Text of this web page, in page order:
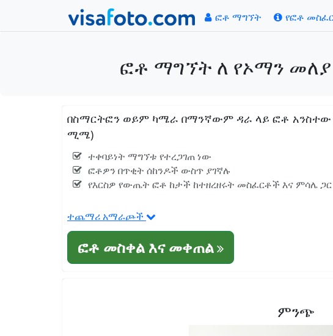
ፎቶ ማግኘት የፎቶ
ፎቶ ማግኘት ለ የኦማን
በስማርትፎን ወይም ካሜራ በማንኛውም ዳራ ላይ ፎቶ አንስተው
ሚሜ)
ተቀባይነት ማግኘቱ የተረጋገጠ ነው
ፎቶዎን በጥቂት ሰከንዶች ውስጥ ያገኛሉ
የእርስዎ የውጤት ፎቶ ከታች ከተዘረዘሩት መስፈርቶች እና ምሳሌ
ተጨማሪ አማራጮች
ፎቶ መስቀል እና መቀጠል
ምንጭ